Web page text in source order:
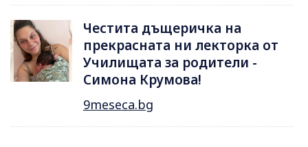
Честита дъщеричка на
прекрасната ни лекторка от
Училищата за родители -
Симона Крумова!
9meseca.bg